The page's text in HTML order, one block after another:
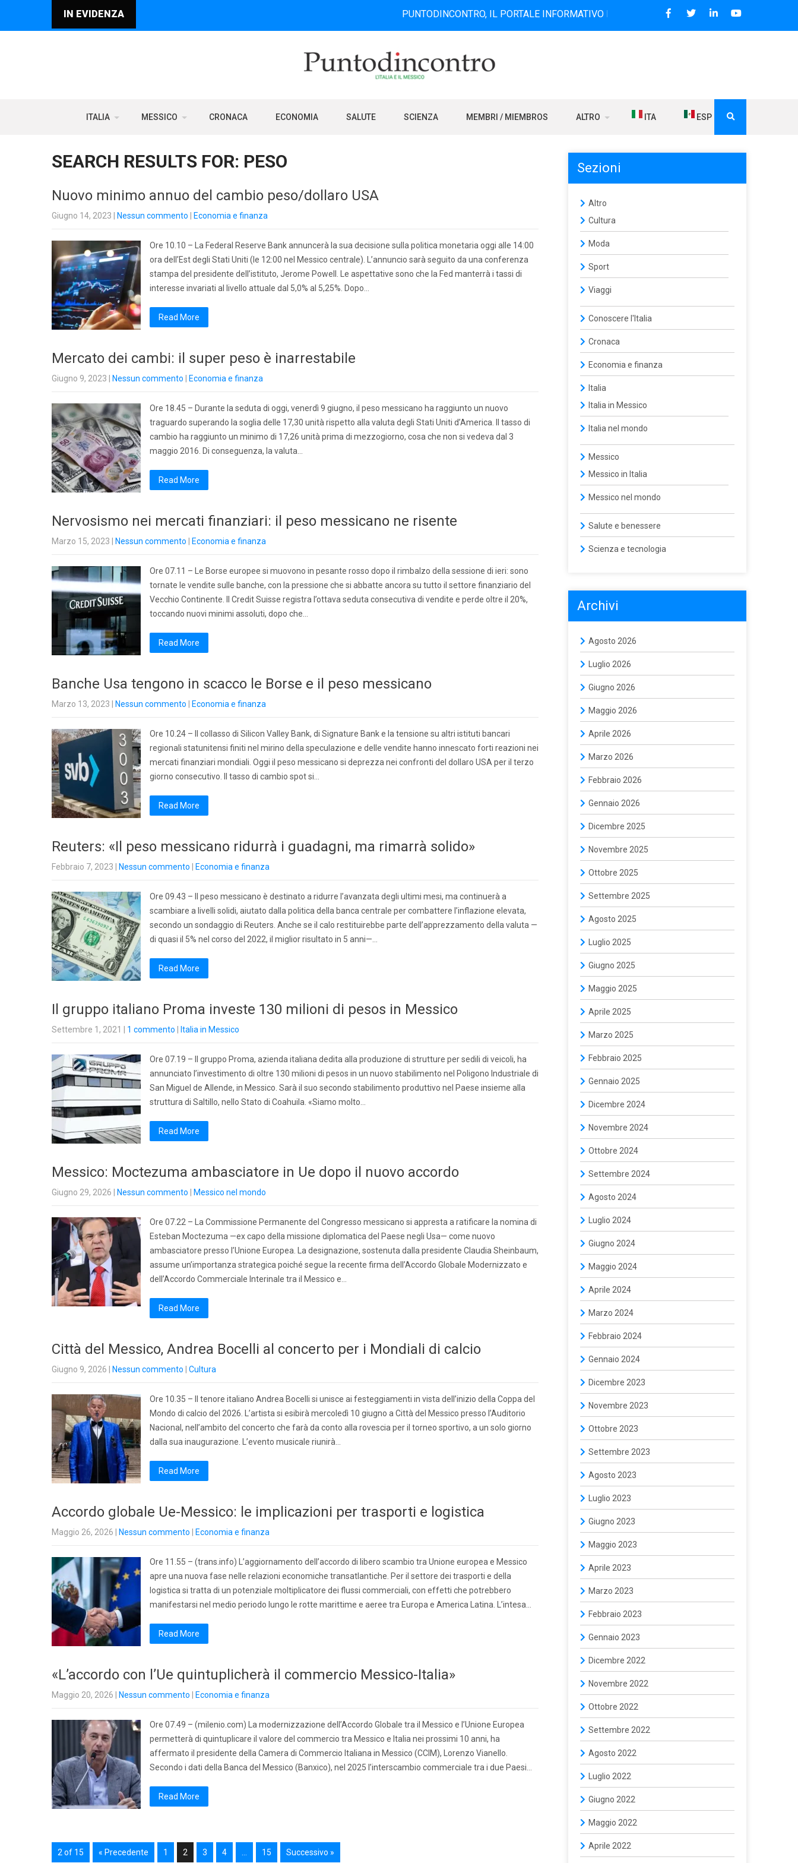
IN EVIDENZA PUNTODINCONTRO, IL PORTALE INFORMATIVO BILINGUE CHE DAL 2006 DIFFONDE NOTIZIE SUI
ITALIA MESSICO CRONACA ECONOMIA SALUTE SCIENZA MEMBRI / MIEMBROS ALTRO ITA ESP
SEARCH RESULTS FOR: PESO
Nuovo minimo annuo del cambio peso/dollaro USA
Giugno 14, 2023 Nessun commento Economia e finanza
Ore 10.10 – La Federal Reserve Bank annuncerà la sua decisione sulla politica monetaria oggi alle 14:00
ora dell’Est degli Stati Uniti (le 12:00 nel Messico centrale). L’annuncio sarà seguito da una conferenza
stampa del presidente dell’istituto, Jerome Powell. Le aspettative sono che la Fed manterrà i tassi di
interesse invariati al livello attuale dal 5,0% al 5,25%. Dopo…
Read More
Mercato dei cambi: il super peso è inarrestabile
Giugno 9, 2023 Nessun commento Economia e finanza
Ore 18.45 – Durante la seduta di oggi, venerdì 9 giugno, il peso messicano ha raggiunto un nuovo
traguardo superando la soglia delle 17,30 unità rispetto alla valuta degli Stati Uniti d’America. Il tasso di
cambio ha raggiunto un minimo di 17,26 unità prima di mezzogiorno, cosa che non si vedeva dal 3
maggio 2016. Di conseguenza, la valuta…
Read More
Nervosismo nei mercati finanziari: il peso messicano ne risente
Marzo 15, 2023 Nessun commento Economia e finanza
Ore 07.11 – Le Borse europee si muovono in pesante rosso dopo il rimbalzo della sessione di ieri: sono
tornate le vendite sulle banche, con la pressione che si abbatte ancora su tutto il settore finanziario del
Vecchio Continente. Il Credit Suisse registra l’ottava seduta consecutiva di vendite e perde oltre il 20%,
toccando nuovi minimi assoluti, dopo che…
Read More
Banche Usa tengono in scacco le Borse e il peso messicano
Marzo 13, 2023 Nessun commento Economia e finanza
Ore 10.24 – Il collasso di Silicon Valley Bank, di Signature Bank e la tensione su altri istituti bancari
regionali statunitensi finiti nel mirino della speculazione e delle vendite hanno innescato forti reazioni nei
mercati finanziari mondiali. Oggi il peso messicano si deprezza nei confronti del dollaro USA per il terzo
giorno consecutivo. Il tasso di cambio spot si…
Read More
Reuters: «Il peso messicano ridurrà i guadagni, ma rimarrà solido»
Febbraio 7, 2023 Nessun commento Economia e finanza
Ore 09.43 – Il peso messicano è destinato a ridurre l’avanzata degli ultimi mesi, ma continuerà a
scambiare a livelli solidi, aiutato dalla politica della banca centrale per combattere l’inflazione elevata,
secondo un sondaggio di Reuters. Anche se il calo restituirebbe parte dell’apprezzamento della valuta —
di quasi il 5% nel corso del 2022, il miglior risultato in 5 anni—…
Read More
Il gruppo italiano Proma investe 130 milioni di pesos in Messico
Settembre 1, 2021 1 commento Italia in Messico
Ore 07.19 – Il gruppo Proma, azienda italiana dedita alla produzione di strutture per sedili di veicoli, ha
annunciato l’investimento di oltre 130 milioni di pesos in un nuovo stabilimento nel Poligono Industriale di
San Miguel de Allende, in Messico. Sarà il suo secondo stabilimento produttivo nel Paese insieme alla
struttura di Saltillo, nello Stato di Coahuila. «Siamo molto…
Read More
Messico: Moctezuma ambasciatore in Ue dopo il nuovo accordo
Giugno 29, 2026 Nessun commento Messico nel mondo
Ore 07.22 – La Commissione Permanente del Congresso messicano si appresta a ratificare la nomina di
Esteban Moctezuma —ex capo della missione diplomatica del Paese negli Usa— come nuovo
ambasciatore presso l’Unione Europea. La designazione, sostenuta dalla presidente Claudia Sheinbaum,
assume un’importanza strategica poiché segue la recente firma dell’Accordo Globale Modernizzato e
dell’Accordo Commerciale Interinale tra il Messico e…
Read More
Città del Messico, Andrea Bocelli al concerto per i Mondiali di calcio
Giugno 9, 2026 Nessun commento Cultura
Ore 10.35 – Il tenore italiano Andrea Bocelli si unisce ai festeggiamenti in vista dell’inizio della Coppa del
Mondo di calcio del 2026. L’artista si esibirà mercoledì 10 giugno a Città del Messico presso l’Auditorio
Nacional, nell’ambito del concerto che farà da conto alla rovescia per il torneo sportivo, a un solo giorno
dalla sua inaugurazione. L’evento musicale riunirà…
Read More
Accordo globale Ue-Messico: le implicazioni per trasporti e logistica
Maggio 26, 2026 Nessun commento Economia e finanza
Ore 11.55 – (trans.info) L’aggiornamento dell’accordo di libero scambio tra Unione europea e Messico
apre una nuova fase nelle relazioni economiche transatlantiche. Per il settore dei trasporti e della
logistica si tratta di un potenziale moltiplicatore dei flussi commerciali, con effetti che potrebbero
manifestarsi nel medio periodo lungo le rotte marittime e aeree tra Europa e America Latina. L’intesa…
Read More
«L’accordo con l’Ue quintuplicherà il commercio Messico-Italia»
Maggio 20, 2026 Nessun commento Economia e finanza
Ore 07.49 – (milenio.com) La modernizzazione dell’Accordo Globale tra il Messico e l’Unione Europea
permetterà di quintuplicare il valore del commercio tra Messico e Italia nei prossimi 10 anni, ha
affermato il presidente della Camera di Commercio Italiana in Messico (CCIM), Lorenzo Vianello.
Secondo i dati della Banca del Messico (Banxico), nel 2025 l’interscambio commerciale tra i due Paesi…
Read More
2 of 15 « Precedente 1 2 3 4 15 Successivo »
Sezioni
Altro
Cultura
Moda
Sport
Viaggi
Conoscere l'Italia
Cronaca
Economia e finanza
Italia
Italia in Messico
Italia nel mondo
Messico
Messico in Italia
Messico nel mondo
Salute e benessere
Scienza e tecnologia
Archivi
Agosto 2026
Luglio 2026
Giugno 2026
Maggio 2026
Aprile 2026
Marzo 2026
Febbraio 2026
Gennaio 2026
Dicembre 2025
Novembre 2025
Ottobre 2025
Settembre 2025
Agosto 2025
Luglio 2025
Giugno 2025
Maggio 2025
Aprile 2025
Marzo 2025
Febbraio 2025
Gennaio 2025
Dicembre 2024
Novembre 2024
Ottobre 2024
Settembre 2024
Agosto 2024
Luglio 2024
Giugno 2024
Maggio 2024
Aprile 2024
Marzo 2024
Febbraio 2024
Gennaio 2024
Dicembre 2023
Novembre 2023
Ottobre 2023
Settembre 2023
Agosto 2023
Luglio 2023
Giugno 2023
Maggio 2023
Aprile 2023
Marzo 2023
Febbraio 2023
Gennaio 2023
Dicembre 2022
Novembre 2022
Ottobre 2022
Settembre 2022
Agosto 2022
Luglio 2022
Giugno 2022
Maggio 2022
Aprile 2022